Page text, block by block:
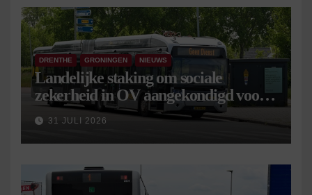
DRENTHE GRONINGEN NIEUWS
Landelijke staking om sociale
zekerheid in OV aangekondigd voor 9
september
31 JULI 2026